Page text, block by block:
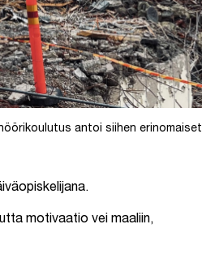
antoi siihen erinomaiset
motivaatio vei maaliin,